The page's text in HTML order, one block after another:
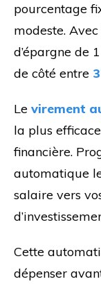
pourcentage
modeste.
d’épargne de
de côté entre
Le virement
la plus
financière.
automatique
salaire vers
Cette
dépenser